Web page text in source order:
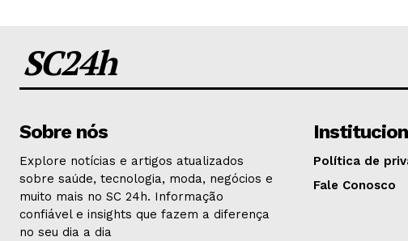
SC24h
Sobre nós
Explore notícias e artigos atualizados
sobre saúde, tecnologia, moda, negócios e
muito mais no SC 24h. Informação
confiável e insights que fazem a diferença
no seu dia a dia
Política de
Fale Conosco